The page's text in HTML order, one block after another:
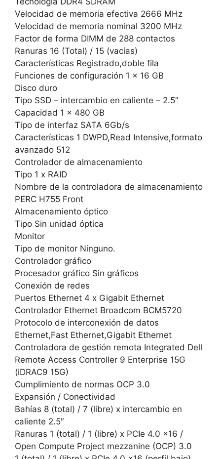
Velocidad de memoria efectiva 2666 MHz
Velocidad de memoria nominal 3200 MHz
Factor de forma DIMM de 288 contactos
Ranuras 16 (Total) / 15 (vacías)
Características Registrado,doble fila
Funciones de configuración 1 x 16 GB
Disco duro
Tipo SSD – intercambio en caliente – 2.5″
Capacidad 1 x 480 GB
Tipo de interfaz SATA 6Gb/s
Características 1 DWPD,Read Intensive,formato
avanzado 512
Controlador de almacenamiento
Tipo 1 x RAID
Nombre de la controladora de almacenamiento
PERC H755 Front
Almacenamiento óptico
Tipo Sin unidad óptica
Monitor
Tipo de monitor Ninguno.
Controlador gráfico
Procesador gráfico Sin gráficos
Conexión de redes
Puertos Ethernet 4 x Gigabit Ethernet
Controlador Ethernet Broadcom BCM5720
Protocolo de interconexión de datos
Ethernet,Fast Ethernet,Gigabit Ethernet
Controladora de gestión remota Integrated Dell
Remote Access Controller 9 Enterprise 15G
(iDRAC9 15G)
Cumplimiento de normas OCP 3.0
Expansión / Conectividad
Bahías 8 (total) / 7 (libre) x intercambio en
caliente 2.5″
Ranuras 1 (total) / 1 (libre) x PCIe 4.0 x16 /
Open Compute Project mezzanine (OCP) 3.0